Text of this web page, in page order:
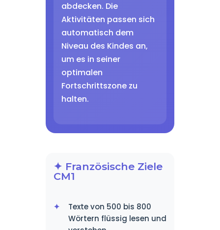
abdecken. Die
Aktivitäten passen sich
automatisch dem
Niveau des Kindes an,
um es in seiner
optimalen
Fortschrittszone zu
halten.
✦ Französische Ziele
CM1
Texte von 500 bis 800
Wörtern flüssig lesen und